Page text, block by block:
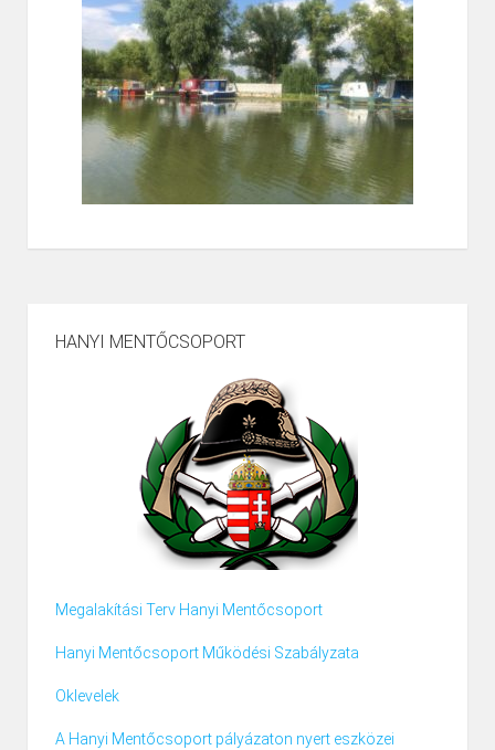
HANYI MENTŐCSOPORT
Megalakítási Terv Hanyi Mentőcsoport
Hanyi Mentőcsoport Működési Szabályzata
Oklevelek
A Hanyi Mentőcsoport pályázaton nyert eszközei